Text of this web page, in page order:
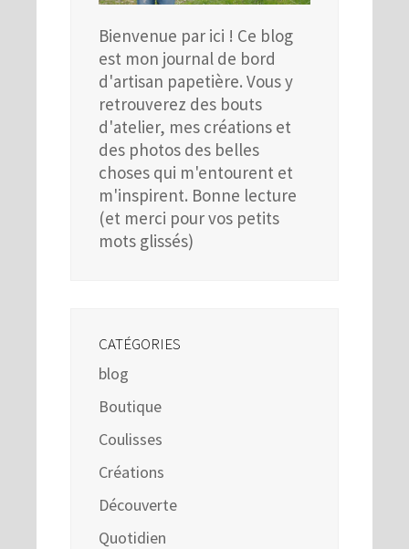
Bienvenue par ici ! Ce blog
est mon journal de bord
d'artisan papetière. Vous y
retrouverez des bouts
d'atelier, mes créations et
des photos des belles
choses qui m'entourent et
m'inspirent. Bonne lecture
(et merci pour vos petits
mots glissés)
CATÉGORIES
blog
Boutique
Coulisses
Créations
Découverte
Quotidien